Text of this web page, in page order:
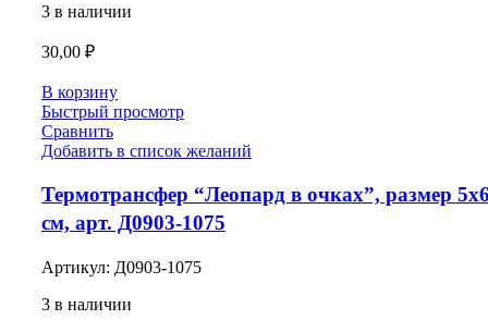
3 в наличии
30,00 ₽
В корзину
Быстрый просмотр
Сравнить
Добавить в список желаний
Термотрансфер “Леопард в очках”, размер
см, арт. Д0903-1075
Артикул: Д0903-1075
3 в наличии